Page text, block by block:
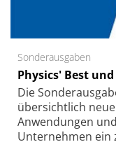
Sonderausgaben
Physics' Best
Die
übersichtlich
Anwendungen
Unternehmen ein